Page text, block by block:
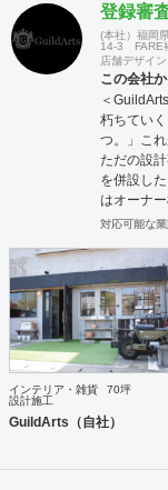
登録審
(本社）福岡
14-3 FARE
店舗デザイン
この会社
＜
朽ちてい
つ。」こ
ただの設
を併設し
はオーナ
もリノベ
ンを組ん
てきた先
ノたちと
たちにも
動してい
の美術で
みのある
のの空間
対応可能な
インテリア・雑貨
70坪
設計施工
GuildArts（自社）